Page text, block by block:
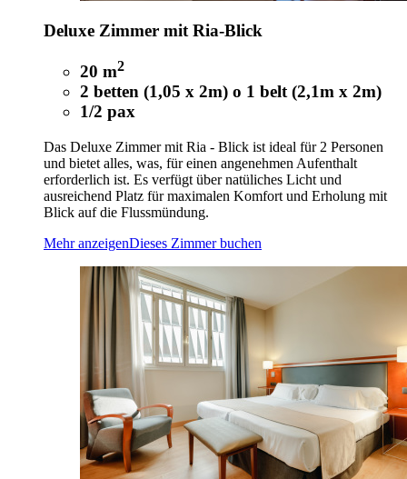
Deluxe Zimmer mit Ria-Blick
20 m2
2 betten (1,05 x 2m) o 1 belt (2,1m x 2m)
1/2 pax
Das Deluxe Zimmer mit Ria - Blick ist ideal für 2 Personen
und bietet alles, was, für einen angenehmen Aufenthalt
erforderlich ist. Es verfügt über natüliches Licht und
ausreichend Platz für maximalen Komfort und Erholung mit
Blick auf die Flussmündung.
Mehr anzeigenDieses Zimmer buchen